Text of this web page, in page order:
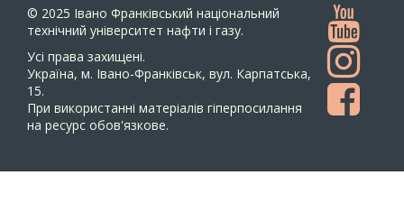
© 2025 Івано Франківський національний
технічний університет нафти і газу.
Усi права захищенi.
Україна, м. Івано-Франківськ, вул. Карпатська,
15.
При використанні матеріалів гіперпосилання
на ресурс обов'язкове.